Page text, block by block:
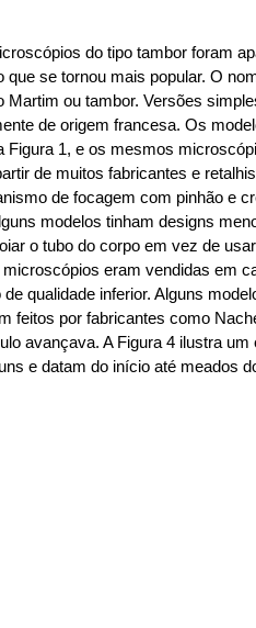
do tipo tambor foram
se tornou mais popular. O
ou tambor. Versões
de origem francesa. Os
1, e os mesmos
de muitos fabricantes e
de focagem com pinhão e
modelos tinham designs
o tubo do corpo em vez de
eram vendidas em
qualidade inferior. Alguns
feitos por fabricantes como
avançava. A Figura 4 ilustra
e datam do início até meados